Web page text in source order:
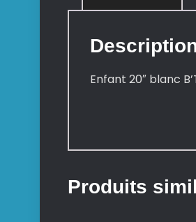
Enfant 20″ blanc
Produits